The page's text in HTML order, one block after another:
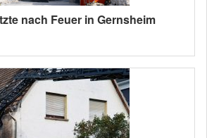
nach Feuer in Gernsheim